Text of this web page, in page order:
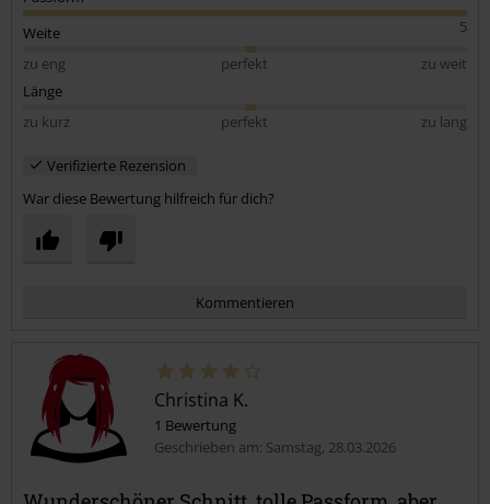
5
Weite
zu eng
perfekt
zu weit
Länge
zu kurz
perfekt zu lang
Verifizierte Rezension
War diese Bewertung hilfreich für dich?
Kommentieren
Christina K.
1 Bewertung
Geschrieben am: Samstag, 28.03.2026